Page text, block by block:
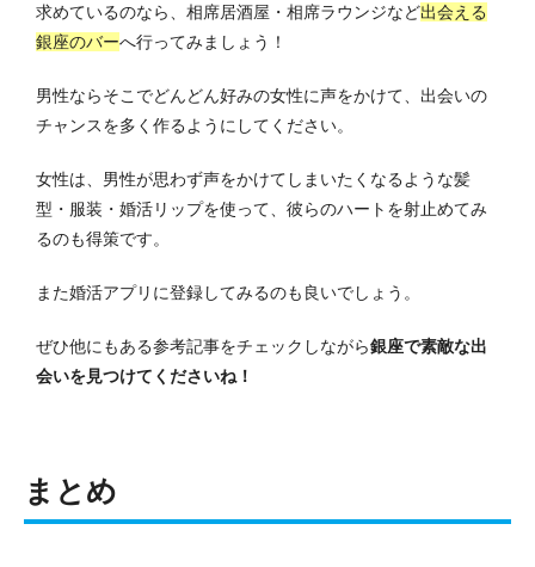
求めているのなら、相席居酒屋・相席ラウンジなど出会える
銀座のバーへ行ってみましょう！
男性ならそこでどんどん好みの女性に声をかけて、出会いの
チャンスを多く作るようにしてください。
女性は、男性が思わず声をかけてしまいたくなるような髪
型・服装・婚活リップを使って、彼らのハートを射止めてみ
るのも得策です。
また婚活アプリに登録してみるのも良いでしょう。
ぜひ他にもある参考記事をチェックしながら銀座で素敵な出
会いを見つけてくださいね！
まとめ